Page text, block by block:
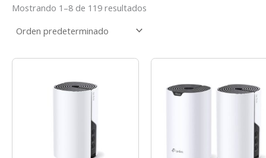
Mostrando 1–8 de 119 resultados